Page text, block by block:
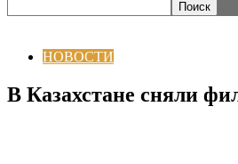
НОВОСТИ
В Казахстане сняли